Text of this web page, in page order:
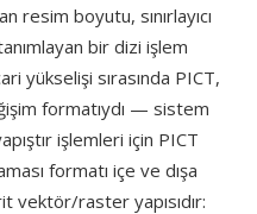
resim boyutu, sınırlayıcı
bir dizi işlem
yükselişi sırasında PICT,
formatıydı — sistem
işlemleri için PICT
formatı içe ve dışa
vektör/raster yapısıdır: